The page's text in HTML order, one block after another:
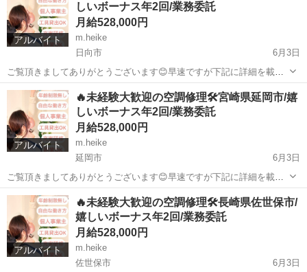
【時間】 原則自由 ※アポ...
アルバイト
しいボーナス年2回/業務委託
月給528,000円
m.heike
日向市
6月3日
ご覧頂きましてありがとうございます😊早速ですが下記に詳細を載せ
ておりますのでご覧下さい⬇️ 【業務内容】 家庭用空調機の修理 業務委
託となります 【勤務地】 宮崎県日向市を基本として稼働します。
【時間】 原則自由 ※アポに...
宮崎 日向市 その他 業務委託
アルバイト
🔥未経験大歓迎の空調修理🛠️宮崎県延岡市/嬉
しいボーナス年2回/業務委託
月給528,000円
m.heike
延岡市
6月3日
ご覧頂きましてありがとうございます😊早速ですが下記に詳細を載せ
ておりますのでご覧下さい⬇️ 【業務内容】 家庭用空調機の修理 業務委
託となります 【勤務地】 宮崎県延岡市を基本として稼働します。
【時間】 原則自由 ※アポに...
宮崎 延岡市 その他 業務委託
アルバイト
🔥未経験大歓迎の空調修理🛠️長崎県佐世保市/
嬉しいボーナス年2回/業務委託
月給528,000円
m.heike
佐世保市
6月3日